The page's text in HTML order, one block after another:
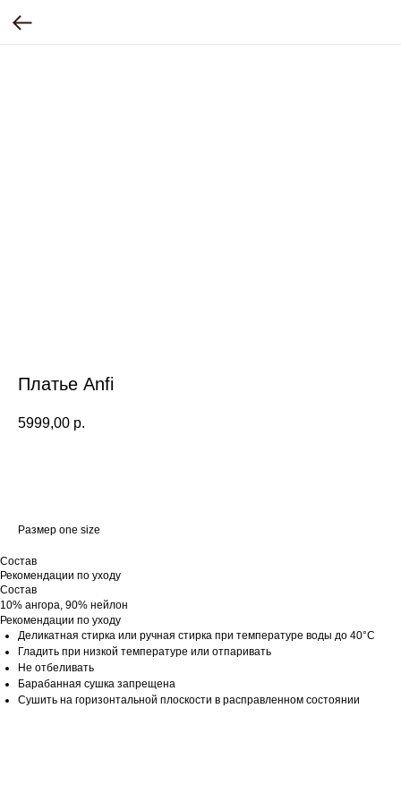
Платье Anfi
5999,00 р.
Размер one size
Состав
Рекомендации по уходу
Состав
10% ангора, 90% нейлон
Рекомендации по уходу
Деликатная стирка или ручная стирка при температуре воды до 40°C
Гладить при низкой температуре или отпаривать
Не отбеливать
Барабанная сушка запрещена
Сушить на горизонтальной плоскости в расправленном состоянии